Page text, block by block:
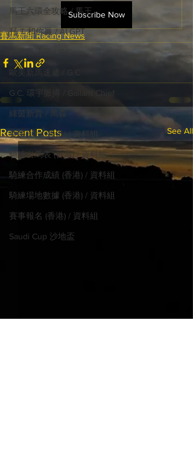
馬王六環全攻略 / 馬王
孖 T 和你贏 / AI GPT
歐美新馬速遞 / G.C
G.C. 環宇脈搏 / Gallant Chief
綠茵新貴 / 馬森
賽事排位 (香港) / 資料組
騎練出馬表 (香港) / 資料組
騎練合作成績 (香港) / 資料組
騎練場地數據 (香港) / 資料組
賽事報名 (香港) / 資料組
Saudi Cup 沙地盃
Subscribe Now
賽馬新聞 Racing News
Recent Posts See All